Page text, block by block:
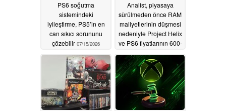
PS6 soğutma
sistemindeki
iyileştirme, PS5’in en
can sıkıcı sorununu
çözebilir 07/15/2026
Analist, piyasaya
sürülmeden önce RAM
maliyetlerinin düşmesi
nedeniyle Project Helix
ve PS6 fiyatlarının 600-
olmasını bekliyor
07/14/2026